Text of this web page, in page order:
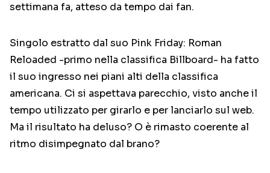
settimana fa, atteso da tempo dai fan.
Singolo estratto dal suo Pink Friday: Roman
Reloaded -primo nella classifica Billboard- ha fatto
il suo ingresso nei piani alti della classifica
americana. Ci si aspettava parecchio, visto anche il
tempo utilizzato per girarlo e per lanciarlo sul web.
Ma il risultato ha deluso? O è rimasto coerente al
ritmo disimpegnato dal brano?